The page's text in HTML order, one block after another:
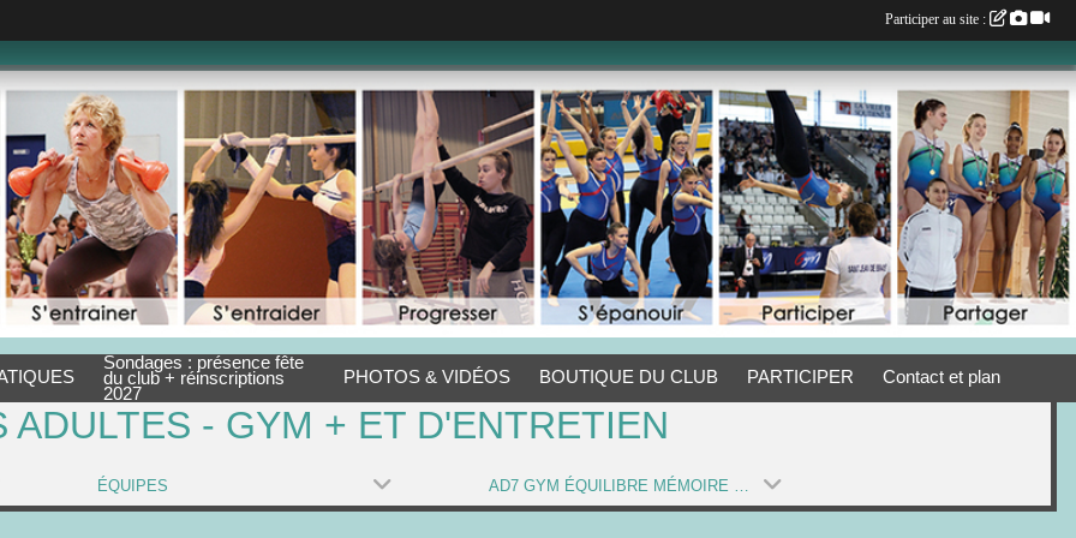
Sondages : présence fête
du club + réinscriptions
2027
PHOTOS & VIDÉOS BOUTIQUE DU CLUB PARTICIPER Contact et plan
ADULTES - GYM + ET D'ENTRETIEN
ÉQUIPES
Participer au site :